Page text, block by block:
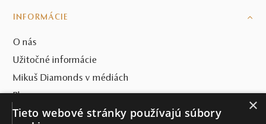
INFORMÁCIE
O nás
Užitočné informácie
Mikuš Diamonds v médiách
Blog
SVET MIKUŠ DIAMONDS
×
Tieto webové stránky používajú súbory